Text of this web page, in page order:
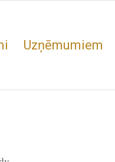
Uzņēmumiem